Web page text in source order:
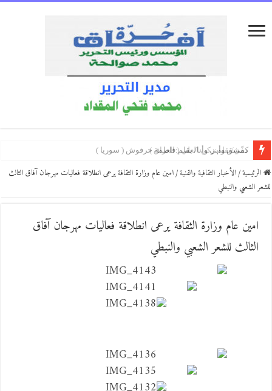
دمشق وأبي وأنا/ بقلم:فاطمة حرفوش ( سوريا )
كفّي/بقلم:زكي العلي ( العراق )
بكاء المساكين / بقلم:هشام باشا (اليمن)
/الأخبار الثقافية والفنية/امين عام وزارة الثقافة يرعى انطلاقة فعاليات مهرجان آفاق الثالث
والنبطي
عام وزارة الثقافة يرعى انطلاقة فعاليات مهرجان آفاق
للشعر الشعبي والنبطي